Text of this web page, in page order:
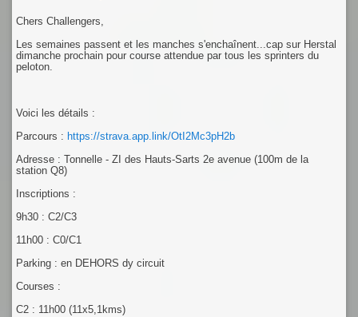
Chers Challengers,
Les semaines passent et les manches s'enchaînent...cap sur Herstal
dimanche prochain pour course attendue par tous les sprinters du
peloton.
Voici les détails :
Parcours : https://strava.app.link/OtI2Mc3pH2b
Adresse : Tonnelle - ZI des Hauts-Sarts 2e avenue (100m de la
station Q8)
Inscriptions :
9h30 : C2/C3
11h00 : C0/C1
Parking : en DEHORS dy circuit
Courses :
C2 : 11h00 (11x5,1kms)